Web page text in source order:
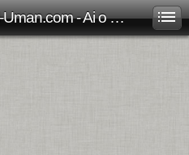
Medici-Online.Corpul-Uman.com - Ai o problema medicala? Aici gasesti, gratuit, raspunsul!